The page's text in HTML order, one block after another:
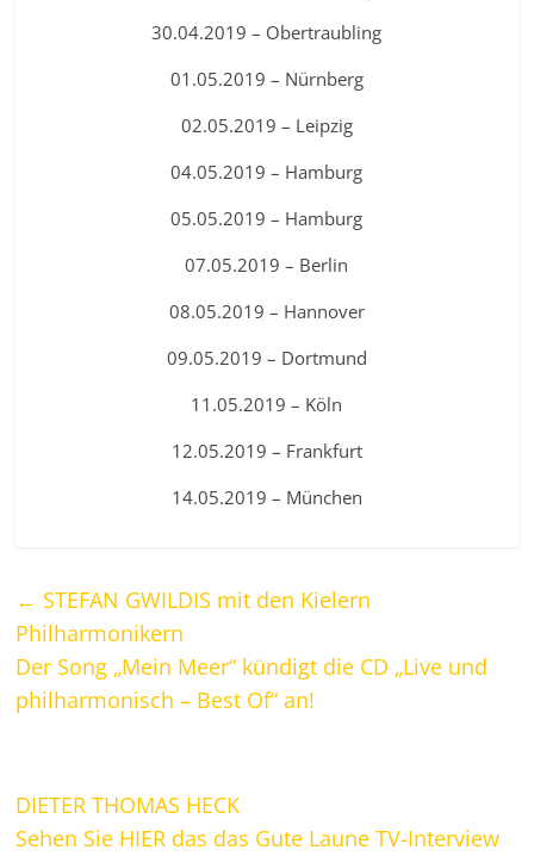
30.04.2019 – Obertraubling
01.05.2019 – Nürnberg
02.05.2019 – Leipzig
04.05.2019 – Hamburg
05.05.2019 – Hamburg
07.05.2019 – Berlin
08.05.2019 – Hannover
09.05.2019 – Dortmund
11.05.2019 – Köln
12.05.2019 – Frankfurt
14.05.2019 – München
← STEFAN GWILDIS mit den Kielern
Philharmonikern
Der Song „Mein Meer“ kündigt die CD „Live und
philharmonisch – Best Of“ an!
DIETER THOMAS HECK
Sehen Sie HIER das das Gute Laune TV-Interview